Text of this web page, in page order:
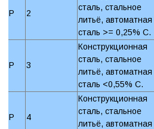
P 2
сталь, стальное
литьё, автоматная
сталь >= 0,25% C.
P 3
Конструкционная
сталь, стальное
литьё, автоматная
сталь <0,55% C.
P 4
Конструкционная
сталь, стальное
литьё, автоматная